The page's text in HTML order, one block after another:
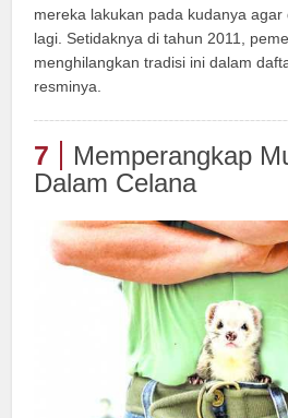
mereka lakukan pada kudanya
lagi. Setidaknya di tahun 2011,
menghilangkan tradisi ini dalam
resminya.
7
Memperangkap
Dalam Celana